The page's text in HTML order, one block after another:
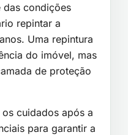
das condições
repintar a
Uma repintura
do imóvel, mas
de proteção
cuidados após a
para garantir a